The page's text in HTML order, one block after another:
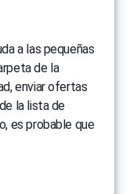
a las pequeñas
de la
enviar ofertas
la lista de
es probable que